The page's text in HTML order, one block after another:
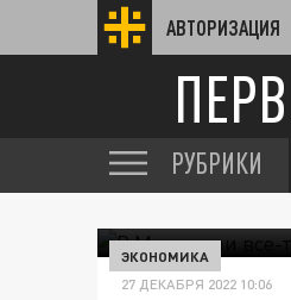
АВТОРИЗАЦИЯ
РУБРИКИ
ЭКОНОМИКА
27 ДЕКАБРЯ 2022 10:06